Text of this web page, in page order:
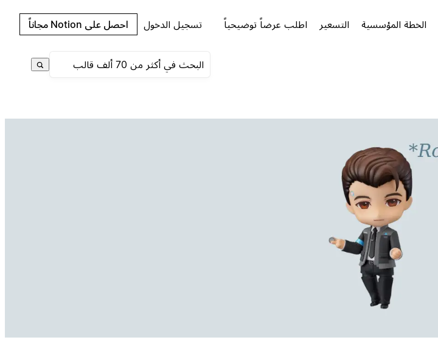
الخطة المؤسسية التسعير اطلب عرضاً توضيحياً تسجيل الدخول احصل على Notion مجاناً